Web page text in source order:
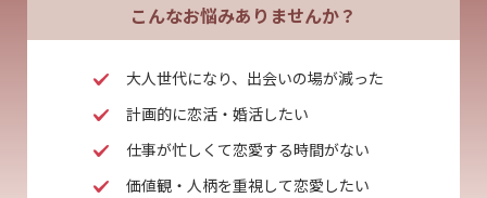
こんなお悩みありませんか？
大人世代になり、出会いの場が減った
計画的に恋活・婚活したい
仕事が忙しくて恋愛する時間がない
価値観・人柄を重視して恋愛したい